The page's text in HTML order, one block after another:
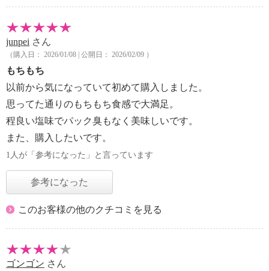
junpei さん
（購入日： 2026/01/08 | 公開日： 2026/02/09 ）
もちもち
以前から気になっていて初めて購入しました。
思ってた通りのもちもち食感で大満足。
程良い塩味でパック臭もなく美味しいです。
また、購入したいです。
1人が「参考になった」と言っています
参考になった
このお客様の他のクチコミを見る
ゴンゴン さん